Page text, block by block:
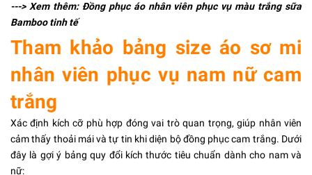
---> Xem thêm: Đồng phục áo nhân viên phục vụ màu trắng sữa
Bambootinh tế
Tham khảo bảng size áo sơ mi
nhân viên phục vụ nam nữ cam
trắng
Xác định kích cỡ phù hợp đóng vai trò quan trọng, giúp nhân viên
cảm thấy thoải mái và tự tin khi diện bộ đồng phục cam trắng. Dưới
đây là gợi ý bảng quy đổi kích thước tiêu chuẩn dành cho nam và
nữ: